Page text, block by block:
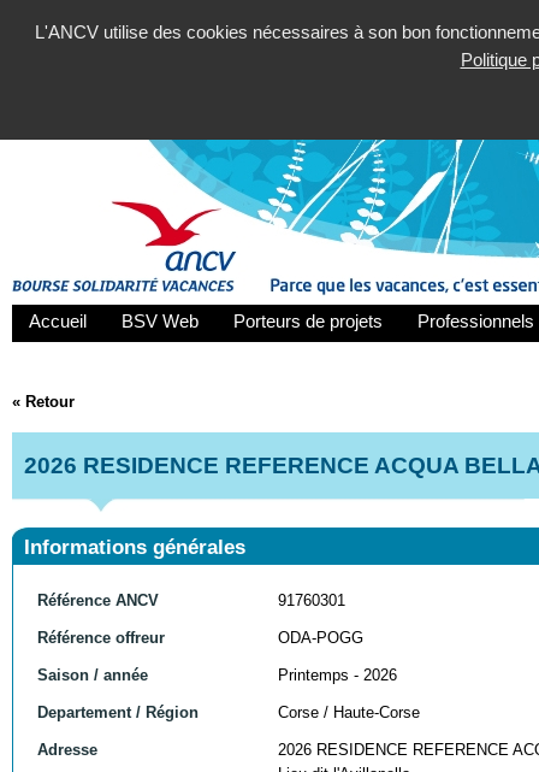
L'ANCV utilise des cookies nécessaires à son bon
Politique
Accueil BSV Web Porteurs de projets
« Retour
2026 RESIDENCE REFERENCE ACQUA
Informations générales
Référence ANCV 91760301
Référence offreur ODA-POGG
Saison / année Printemps - 2026
Departement / Région Corse / Haute-Corse
Adresse
2026 RESIDENCE REFERENCE